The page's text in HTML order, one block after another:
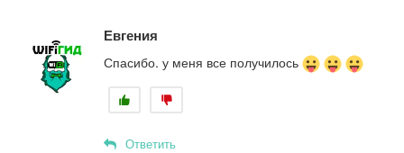
Евгения
Спасибо. у меня все получилось
Ответить